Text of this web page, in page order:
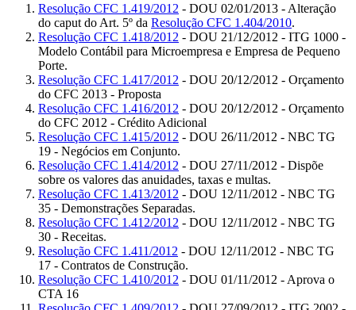
Resolução CFC 1.419/2012 - DOU 02/01/2013 - Alteração
do caput do Art. 5º da Resolução CFC 1.404/2010.
Resolução CFC 1.418/2012 - DOU 21/12/2012 - ITG 1000 -
Modelo Contábil para Microempresa e Empresa de Pequeno
Porte.
Resolução CFC 1.417/2012 - DOU 20/12/2012 - Orçamento
do CFC 2013 - Proposta
Resolução CFC 1.416/2012 - DOU 20/12/2012 - Orçamento
do CFC 2012 - Crédito Adicional
Resolução CFC 1.415/2012 - DOU 26/11/2012 - NBC TG
19 - Negócios em Conjunto.
Resolução CFC 1.414/2012 - DOU 27/11/2012 - Dispõe
sobre os valores das anuidades, taxas e multas.
Resolução CFC 1.413/2012 - DOU 12/11/2012 - NBC TG
35 - Demonstrações Separadas.
Resolução CFC 1.412/2012 - DOU 12/11/2012 - NBC TG
30 - Receitas.
Resolução CFC 1.411/2012 - DOU 12/11/2012 - NBC TG
17 - Contratos de Construção.
Resolução CFC 1.410/2012 - DOU 01/11/2012 - Aprova o
CTA 16